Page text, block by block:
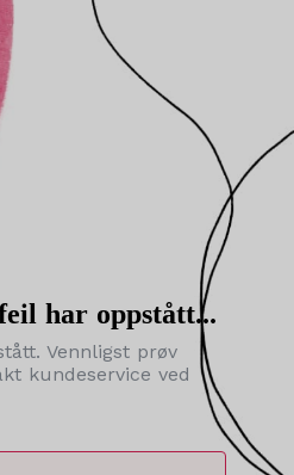
har oppstått...
Vennligst prøv
kundeservice ved